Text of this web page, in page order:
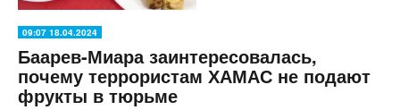
09:07 18.04.2024
Баарев-Миара заинтересовалась,
почему террористам ХАМАС не подают
фрукты в тюрьме